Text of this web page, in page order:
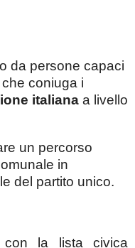
da persone capaci
coniuga i
italiana a livello
un percorso
in
del partito unico.
la lista civica